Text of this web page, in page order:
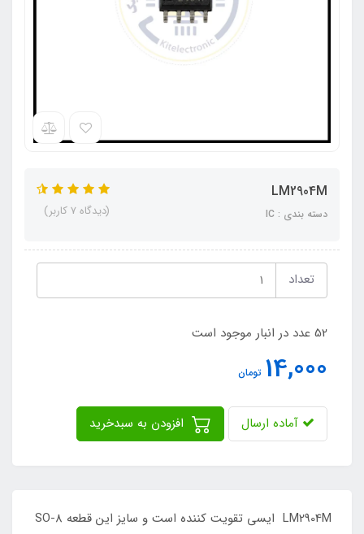
LM2904M
دسته بندی : IC (دیدگاه 7 کاربر)
تعداد
52 عدد در انبار موجود است
14,000 تومان
آماده ارسال
LM2904M ایسی تقویت کننده است و سایز این قطعه SO-8